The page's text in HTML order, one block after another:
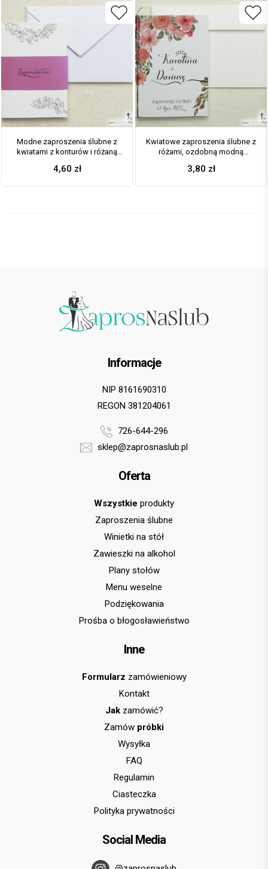
Modne zaproszenia ślubne z
kwiatami z konturów i różaną
4,60 zł
Kwiatowe zaproszenia ślubne z
różami, ozdobną modną
metalizowanym czerwonym.
3,80 zł
Informacje
NIP 8161690310
REGON 381204061
726-644-296
sklep@zaprosnaslub.pl
Oferta
Wszystkie produkty
Zaproszenia ślubne
Winietki na stół
Zawieszki na alkohol
Plany stołów
Menu weselne
Podziękowania
Prośba o błogosławieństwo
Inne
Formularz zamówieniowy
Kontakt
Jakzamówić?
Zamów próbki
Wysyłka
FAQ
Regulamin
Ciasteczka
Polityka prywatności
Social Media